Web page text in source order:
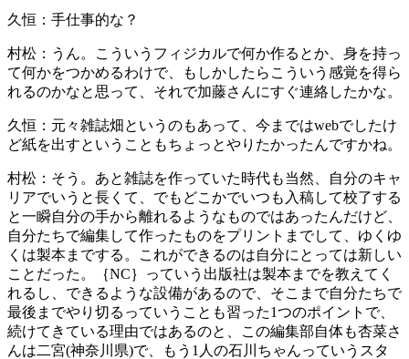
久恒： 手仕事的な？
村松： うん。こういうフィジカルで何か作るとか、身を持っ
て何かをつかめるわけで、もしかしたらこういう感覚を得ら
れるのかなと思って、それで加藤さんにすぐ連絡したかな。
久恒： 元々雑誌畑というのもあって、今まではwebでしたけ
ど紙を出すということもちょっとやりたかったんですかね。
村松： そう。あと雑誌を作っていた時代も当然、自分のキャ
リアでいうと長くて、でもどこかでいつも入稿して校了する
と一瞬自分の手から離れるようなものではあったんだけど、
自分たちで編集して作ったものをプリントまでして、ゆくゆ
くは製本までする。これができるのは自分にとっては新しい
ことだった。｛NC｝っていう出版社は製本までを教えてく
れるし、できるような設備があるので、そこまで自分たちで
最後までやり切るっていうことも習った1つのポイントで、
続けてきている理由ではあるのと、この編集部自体も杏菜さ
んは二宮(神奈川県)で、もう1人の石川ちゃんっていうスタ